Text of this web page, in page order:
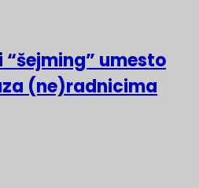
umesto
(ne)radnicima